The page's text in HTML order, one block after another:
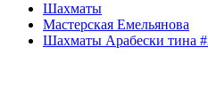
Шахматы
Мастерская Емельянова
Шахматы Арабески тина